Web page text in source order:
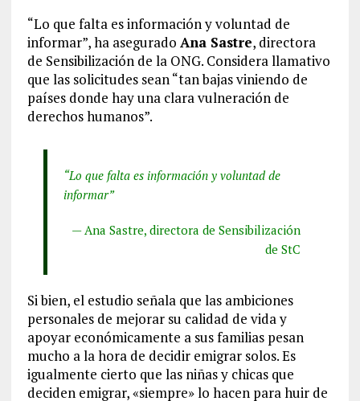
“Lo que falta es información y voluntad de
informar”, ha asegurado Ana Sastre, directora
de Sensibilización de la ONG. Considera llamativo
que las solicitudes sean “tan bajas viniendo de
países donde hay una clara vulneración de
derechos humanos”.
“Lo que falta es información y voluntad de
informar”
— Ana Sastre, directora de Sensibilización
de StC
Si bien, el estudio señala que las ambiciones
personales de mejorar su calidad de vida y
apoyar económicamente a sus familias pesan
mucho a la hora de decidir emigrar solos. Es
igualmente cierto que las niñas y chicas que
deciden emigrar, «siempre» lo hacen para huir de